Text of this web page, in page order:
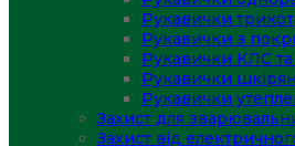
Рукавички
Рукавички з
Рукавички КЛС та
Рукавички
Рукавички
Захист для
Захист від